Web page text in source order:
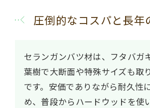
圧倒的なコスパと長年
セランガンバツ材は、フタバガ
葉樹で大断面や特殊サイズも取
です。安価でありながら耐久性
め、普段からハードウッドを使